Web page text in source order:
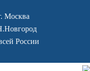
России